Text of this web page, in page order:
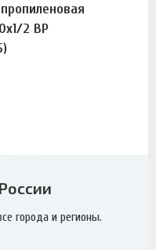
2 ВР
города и регионы.